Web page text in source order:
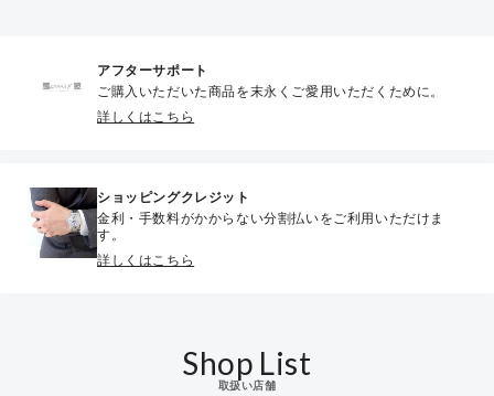
アフターサポート
ご購入いただいた商品を末永くご愛用いただくために。
詳しくはこちら
ショッピングクレジット
金利・手数料がかからない分割払いをご利用いただけま
す。
詳しくはこちら
Shop List
取扱い店舗